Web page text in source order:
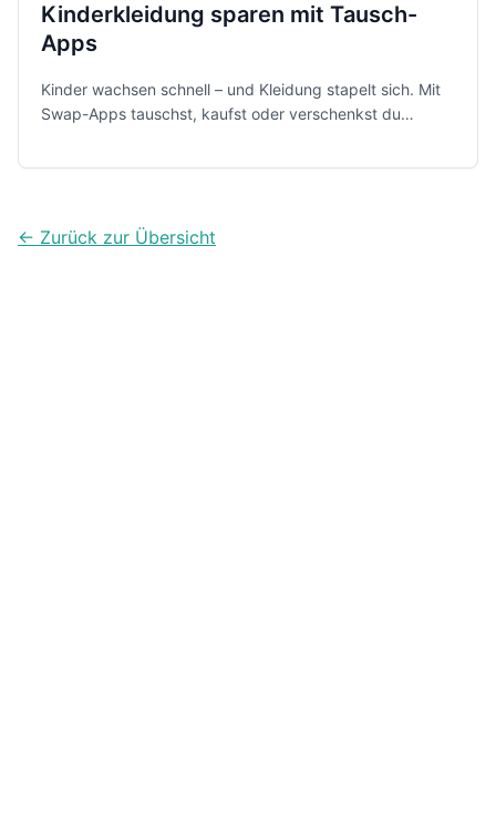
Kinderkleidung sparen mit Tausch-
Apps
Kinder wachsen schnell – und Kleidung stapelt sich. Mit
Swap-Apps tauschst, kaufst oder verschenkst du
← Zurück zur Übersicht